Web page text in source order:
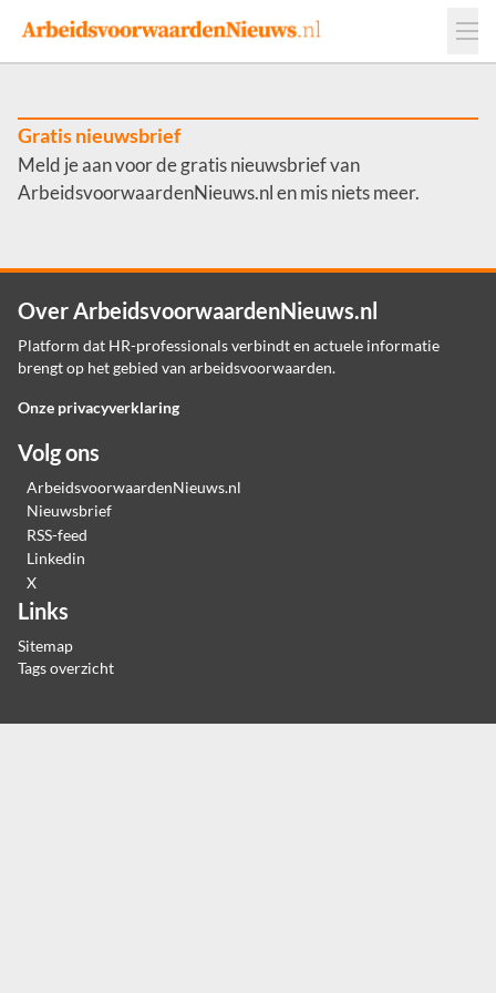
Events
Adverteren
Werkgevers
Contact
Gratis nieuwsbrief
Meld je aan voor de gratis nieuwsbrief van
ArbeidsvoorwaardenNieuws.nl en mis niets meer.
Over ArbeidsvoorwaardenNieuws.nl
Platform dat HR-professionals verbindt en actuele informatie
brengt op het gebied van arbeidsvoorwaarden.
Onze privacyverklaring
Volg ons
ArbeidsvoorwaardenNieuws.nl
Nieuwsbrief
RSS-feed
Linkedin
X
Links
Sitemap
Tags overzicht